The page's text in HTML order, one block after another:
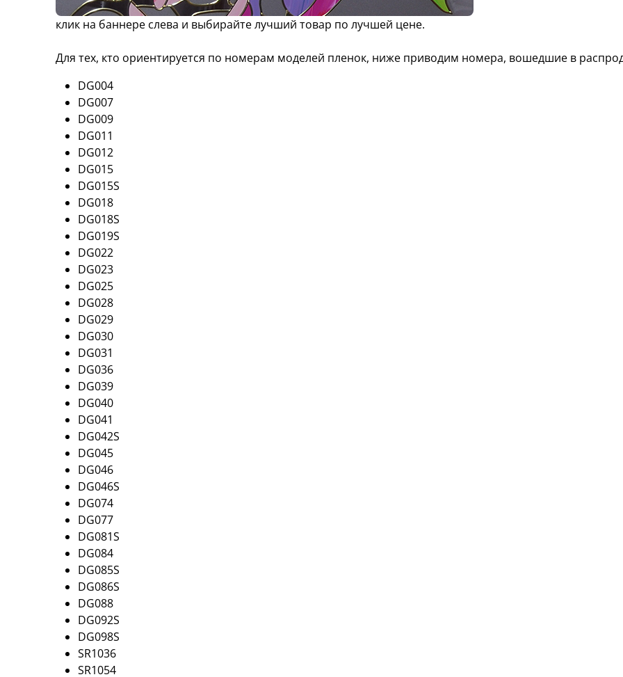
клик на баннере слева и выбирайте лучший товар по лучшей цене.
Для тех, кто ориентируется по номерам моделей пленок, ниже приводим номера, вошедшие в
DG004
DG007
DG009
DG011
DG012
DG015
DG015S
DG018
DG018S
DG019S
DG022
DG023
DG025
DG028
DG029
DG030
DG031
DG036
DG039
DG040
DG041
DG042S
DG045
DG046
DG046S
DG074
DG077
DG081S
DG084
DG085S
DG086S
DG088
DG092S
DG098S
SR1036
SR1054